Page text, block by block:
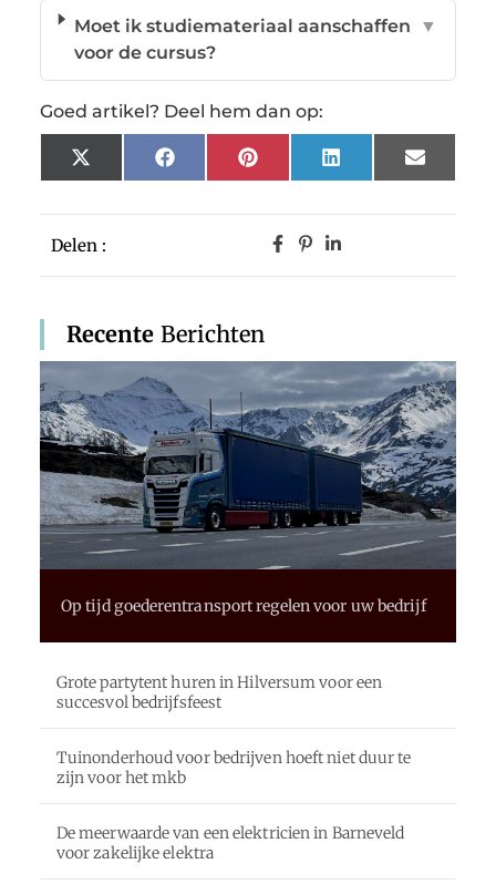
Delen :
Recente Berichten
Op tijd goederentransport regelen voor uw bedrijf
Grote partytent huren in Hilversum voor een
succesvol bedrijfsfeest
Tuinonderhoud voor bedrijven hoeft niet duur te
zijn voor het mkb
De meerwaarde van een elektricien in Barneveld
voor zakelijke elektra
Moet ik studiemateriaal aanschaffen
voor de cursus?
▼
Goed artikel? Deel hem dan op:
X
(Twitter)
FacebookPinterestLinkedInEmail